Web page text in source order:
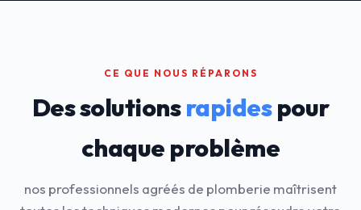
CE QUE NOUS RÉPARONS
Des solutionsrapidespour
chaque problème
nos professionnels agréés de plomberie maîtrisent